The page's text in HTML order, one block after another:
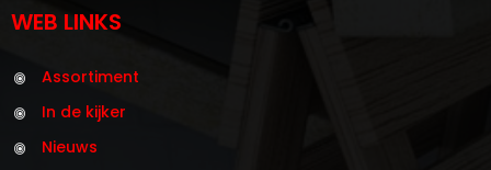
WEB LINKS
Assortiment
In de kijker
Nieuws